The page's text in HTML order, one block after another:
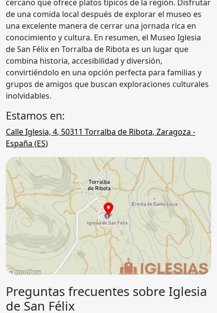
cercano que ofrece platos típicos de la región. Disfrutar
de una comida local después de explorar el museo es
una excelente manera de cerrar una jornada rica en
conocimiento y cultura. En resumen, el Museo Iglesia
de San Félix en Torralba de Ribota es un lugar que
combina historia, accesibilidad y diversión,
convirtiéndolo en una opción perfecta para familias y
grupos de amigos que buscan exploraciones culturales
inolvidables.
Estamos en:
Calle Iglesia, 4, 50311 Torralba de Ribota, Zaragoza -
España (ES)
Preguntas frecuentes sobre Iglesia
de San Félix